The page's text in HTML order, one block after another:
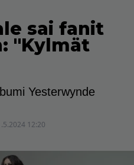
sai fanit
"Kylmät
Yesterwynde
12:20